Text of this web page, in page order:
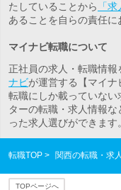
たしていることから
「
あることを自らの責任に
マイナビ転職について
正社員の求人・転職情報
ナビが運営する【マイ
転職にしか載っていない
ターの転職・求人情報
った求人選びができます。
転職TOP 関西の転職・求
TOPページへ